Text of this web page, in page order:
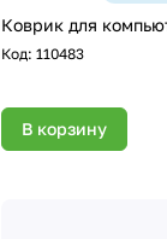
Коврик для
Код:110483
В корзину